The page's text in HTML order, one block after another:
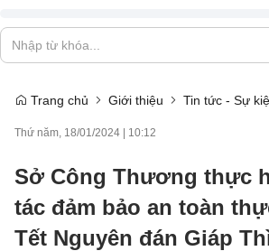
Trang chủ Giới thiệu Tin tức - Sự
Thứ năm, 18/01/2024 10:12
Sở Công Thương thực
tác đảm bảo an toàn
Tết Nguyên đán Giáp